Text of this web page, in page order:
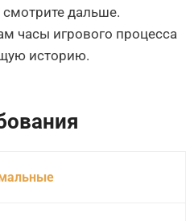
дальше.
часы игрового процесса
историю.